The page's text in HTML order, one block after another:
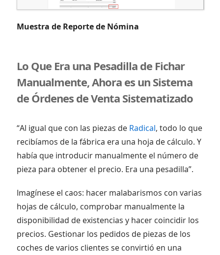
Muestra de Reporte de Nómina
Lo Que Era una Pesadilla de Fichar
Manualmente, Ahora es un Sistema
de Órdenes de Venta Sistematizado
“Al igual que con las piezas de Radical, todo lo que
recibíamos de la fábrica era una hoja de cálculo. Y
había que introducir manualmente el número de
pieza para obtener el precio. Era una pesadilla”.
Imagínese el caos: hacer malabarismos con varias
hojas de cálculo, comprobar manualmente la
disponibilidad de existencias y hacer coincidir los
precios. Gestionar los pedidos de piezas de los
coches de varios clientes se convirtió en una